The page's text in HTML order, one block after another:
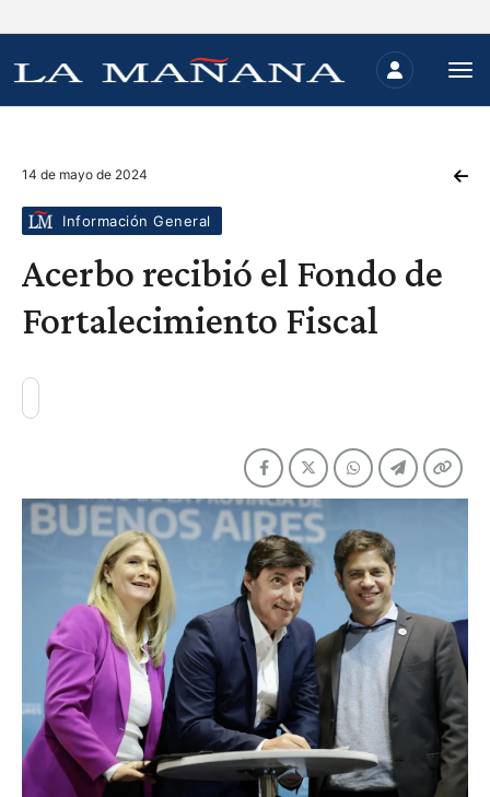
14 de mayo de 2024
Información General
Acerbo recibió el Fondo de
Fortalecimiento Fiscal